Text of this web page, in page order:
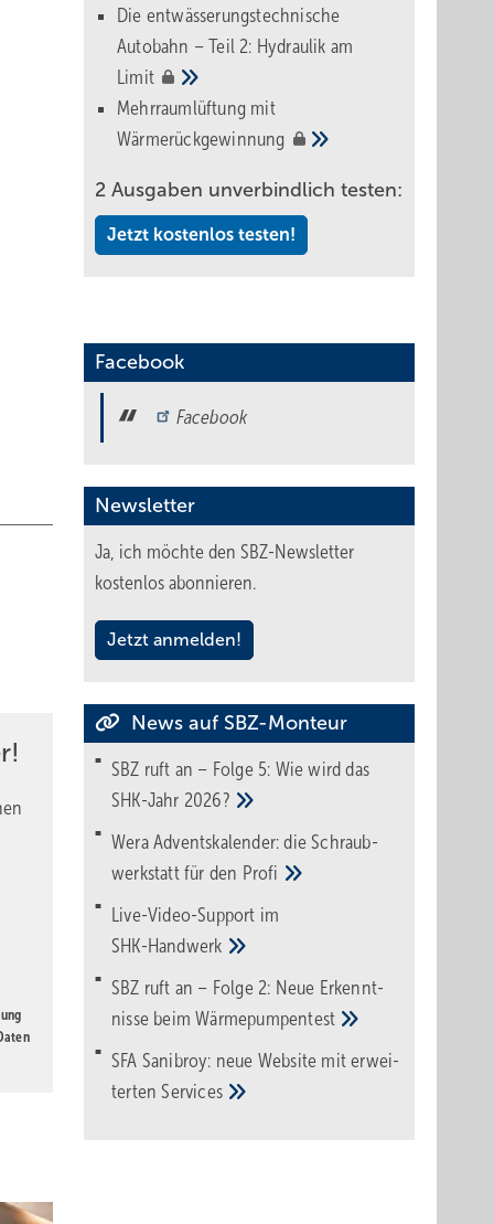
und
zu
zu
Die entwässerungstechnische
Autobahn – Teil 2: Hydraulik am
Limit
Mehrraumlüftung mit
Wärmerückgewinnung
2 Ausgaben unverbindlich testen:
Jetzt kostenlos testen!
Facebook
Facebook
Newsletter
Ja, ich möchte den SBZ-Newsletter
kostenlos abonnieren.
Jetzt anmelden!
News auf SBZ-Monteur
SBZ ruft an – Folge 5: Wie wird das
SHK-Jahr 2026?
Wera Adventskalender: die Schraub­
werk­statt für den Pro­fi
Live-Video-Support im
SHK-Handwerk
SBZ ruft an – Folge 2: Neue Erkennt­
nisse beimWärme­pumpen­test
SFA Sanibroy: neue Web­site mit erwei­
tertenServices